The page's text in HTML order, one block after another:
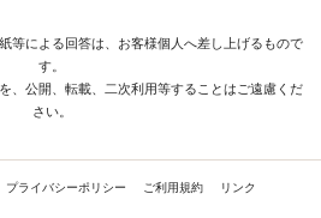
等による回答は、お客様個人へ差し上げるもので
す。
、公開、転載、二次利用等することはご遠慮くだ
さい。
プライバシーポリシー ご利用規約 リンク